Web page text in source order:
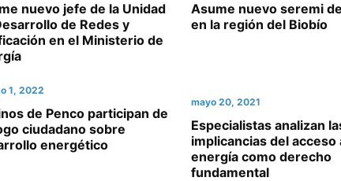
nuevo jefe de la Unidad
de Redes y
en el Ministerio de
Asume nuevo seremi
en la región del Biobío
1, 2022
de Penco participan de
ciudadano sobre
energético
mayo 20, 2021
Especialistas analizan
implicancias del acceso
energía como derecho
fundamental